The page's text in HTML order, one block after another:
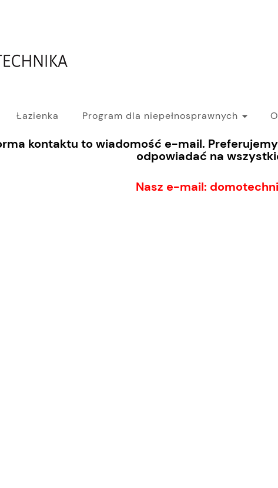
Łazienka Program dla niepełnosprawnych
Blog
kontaktu to wiadomość e-mail.
odpowiadać na
Nasz e-mail: